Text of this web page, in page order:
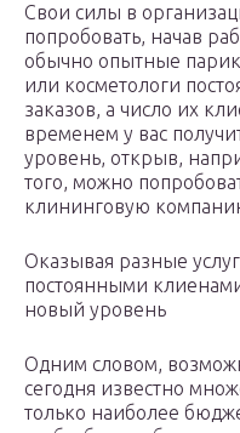
Свои силы в
попробовать, начав
обычно опытные
или косметологи
заказов, а число их
временем у вас
уровень, открыв,
того, можно
клининговую
Оказывая разные
постоянными
новый уровень
Одним словом,
сегодня известно
только наиболее